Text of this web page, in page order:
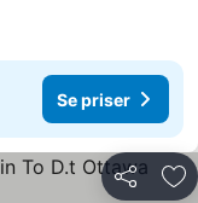
Se priser
Dela